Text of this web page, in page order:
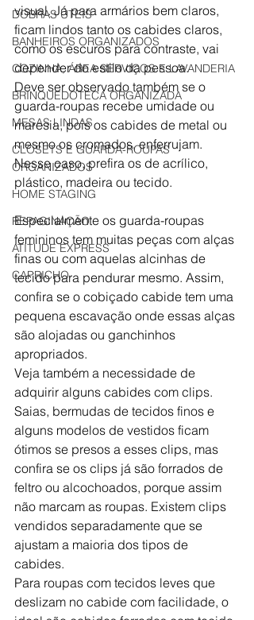
DOBRAS ÚTEIS
BANHEIROS ORGANIZADOS
COZINHA, ÁREA SERVIÇOS E LAVANDERIA
BRINQUEDOTECA ORGANIZADA
MESAS LINDAS
CLOSETS E GUARDA-ROUPAS
ORGANIZADOS
HOME STAGING
REPAGINAÇÃO
ATITUDE EXPRESS
CAPRICHO
visual. Já para armários bem claros,
ficam lindos tanto os cabides claros,
como os escuros para contraste, vai
depender do estilo da pessoa.
Deve ser observado também se o
guarda-roupas recebe umidade ou
maresia, pois os cabides de metal ou
mesmo os cromados, enferrujam.
Nesse caso, prefira os de acrílico,
plástico, madeira ou tecido.
Especialmente os guarda-roupas
femininos tem muitas peças com alças
finas ou com aquelas alcinhas de
tecido para pendurar mesmo. Assim,
confira se o cobiçado cabide tem uma
pequena escavação onde essas alças
são alojadas ou ganchinhos
apropriados.
Veja também a necessidade de
adquirir alguns cabides com clips.
Saias, bermudas de tecidos finos e
alguns modelos de vestidos ficam
ótimos se presos a esses clips, mas
confira se os clips já são forrados de
feltro ou alcochoados, porque assim
não marcam as roupas. Existem clips
vendidos separadamente que se
ajustam a maioria dos tipos de
cabides.
Para roupas com tecidos leves que
deslizam no cabide com facilidade, o